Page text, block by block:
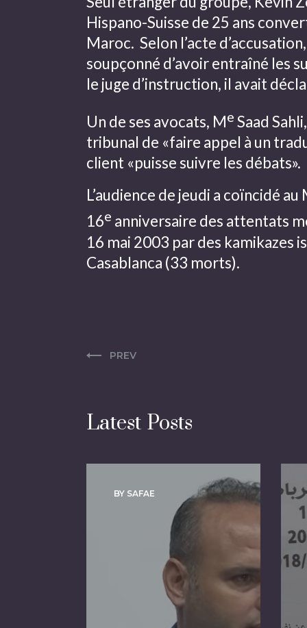
Hispano-Suisse de 25 ans
Maroc. Selon l’acte
soupçonné d’avoir entraîné les
le juge d’instruction, il avait
Un de ses avocats, Me Saad
tribunal de «faire appel à un
client «puisse suivre les débats».
L’audience de jeudi a coïncidé
16e anniversaire des attentats
16 mai 2003 par des kamikazes
Casablanca (33 morts).
PREV
Latest Posts
BY SAFAE